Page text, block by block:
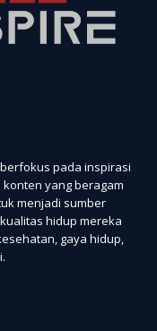
pada inspirasi
yang beragam
menjadi sumber
hidup mereka
gaya hidup,